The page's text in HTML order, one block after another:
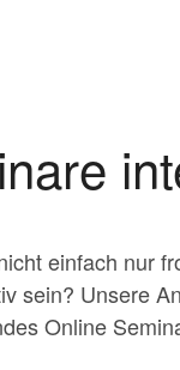
einfach nur
sein? Unsere
Online